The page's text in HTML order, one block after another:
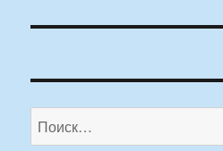
Искать: